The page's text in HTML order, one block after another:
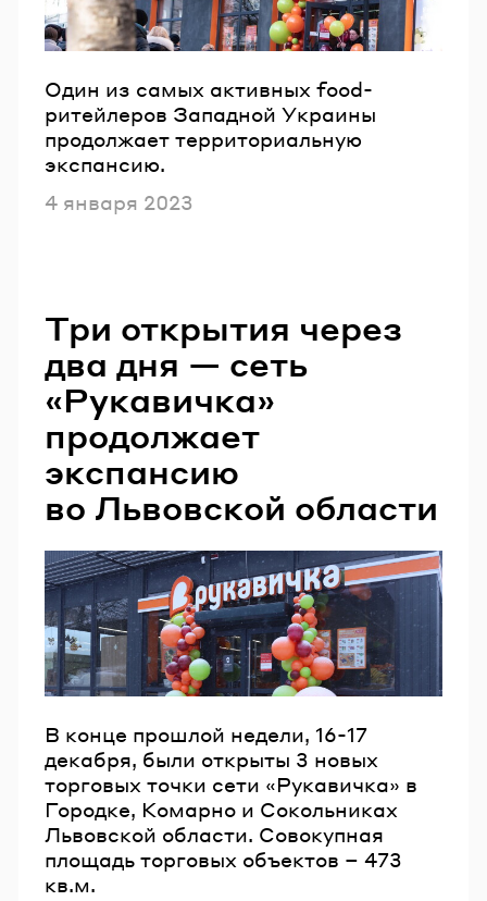
Один из самых активных food-
ритейлеров Западной Украины
продолжает территориальную
экспансию.
Опубликовано
4 января 2023
Три открытия через
два дня — сеть
«Рукавичка»
продолжает
экспансию
во Львовской области
В конце прошлой недели, 16-17
декабря, были открыты 3 новых
торговых точки сети «Рукавичка» в
Городке, Комарно и Сокольниках
Львовской области. Совокупная
площадь торговых объектов – 473
кв.м.